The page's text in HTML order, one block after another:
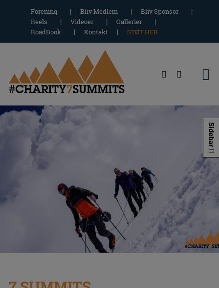
Forening Bliv Medlem
Bliv Sponsor
Reels
Videoer
Gallerier
RoadBook
Kontakt STØT HER
Sidebar